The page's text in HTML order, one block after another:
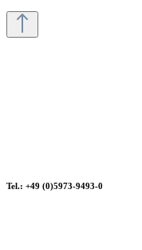
Tel.: +49 (0)5973-9493-0